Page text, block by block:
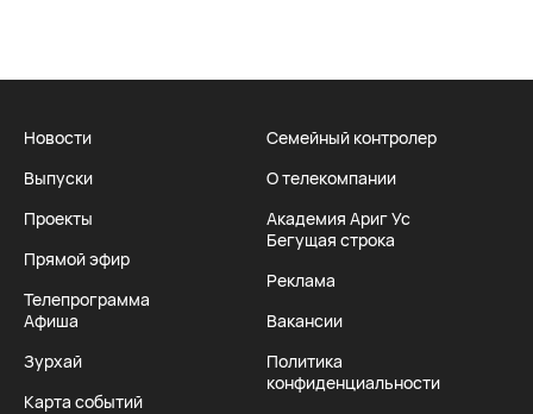
Новости
Выпуски
Проекты
Прямой эфир
Телепрограмма
Афиша
Зурхай
Карта событий
Семейный контролер
О телекомпании
Академия Ариг Ус
Бегущая строка
Реклама
Вакансии
Политика
конфиденциальности